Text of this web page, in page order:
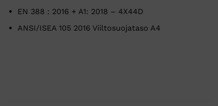
EN 388 : 2016 + A1: 2018 – 4X44D
ANSI/ISEA 105 2016 Viiltosuojataso A4